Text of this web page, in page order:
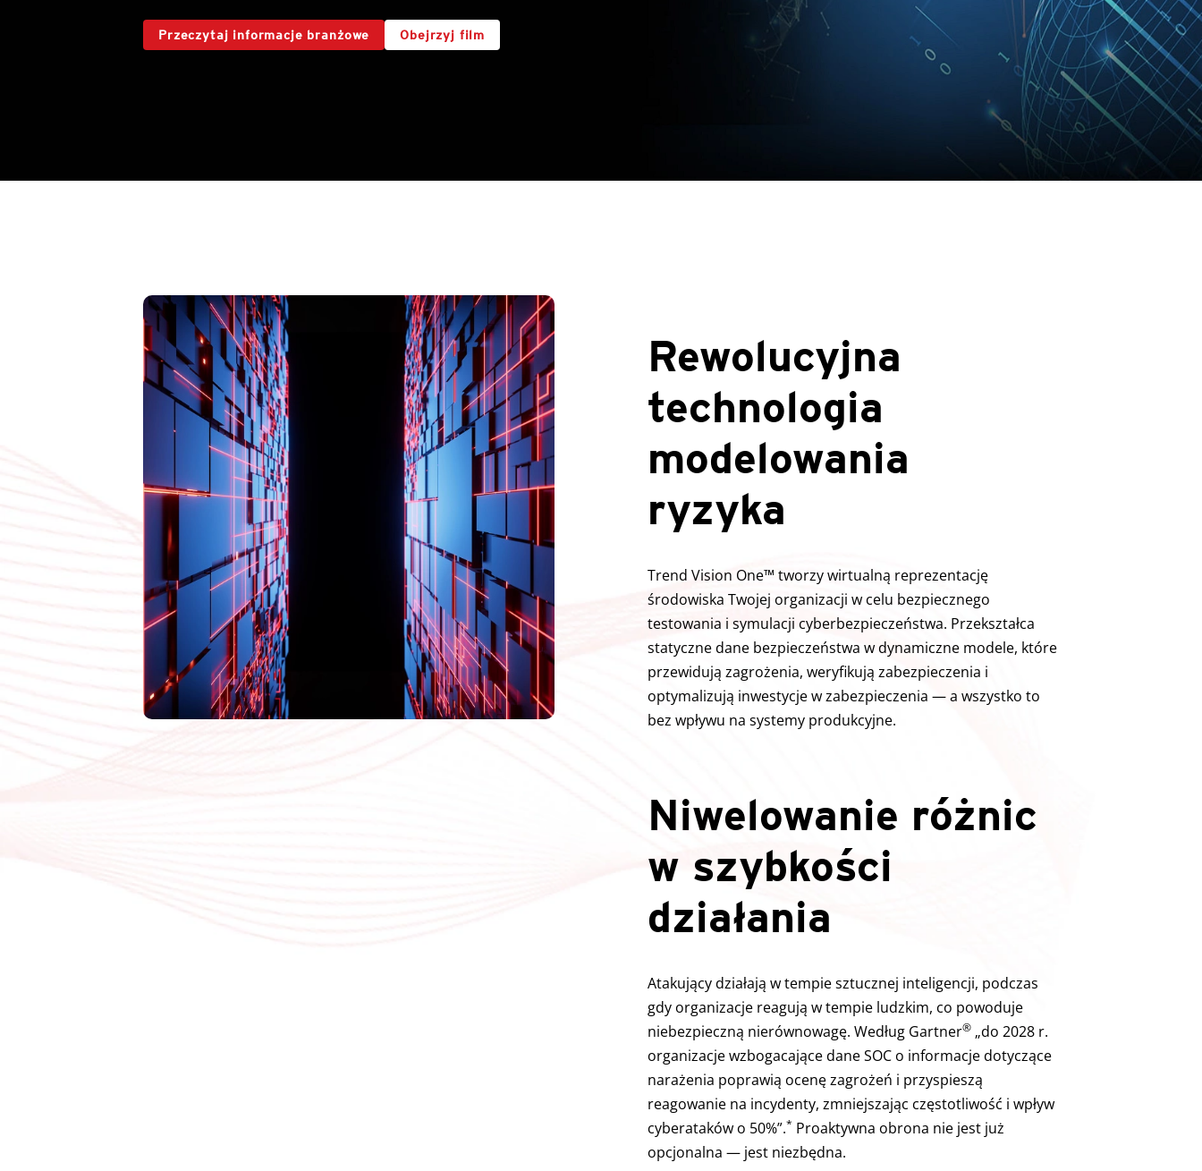
Przeczytaj informacje branżowe Obejrzyj film
Rewolucyjna
technologia
modelowania
ryzyka
Trend Vision One™ tworzy wirtualną reprezentację
środowiska Twojej organizacji w celu bezpiecznego
testowania i symulacji cyberbezpieczeństwa. Przekształca
statyczne dane bezpieczeństwa w dynamiczne modele, które
przewidują zagrożenia, weryfikują zabezpieczenia i
optymalizują inwestycje w zabezpieczenia — a wszystko to
bez wpływu na systemy produkcyjne.
Niwelowanie różnic
w szybkości
działania
Atakujący działają w tempie sztucznej inteligencji, podczas
gdy organizacje reagują w tempie ludzkim, co powoduje
niebezpieczną nierównowagę. Według Gartner® „do 2028 r.
organizacje wzbogacające dane SOC o informacje dotyczące
narażenia poprawią ocenę zagrożeń i przyspieszą
reagowanie na incydenty, zmniejszając częstotliwość i wpływ
cyberataków o 50%”.* Proaktywna obrona nie jest już
opcjonalna — jest niezbędna.